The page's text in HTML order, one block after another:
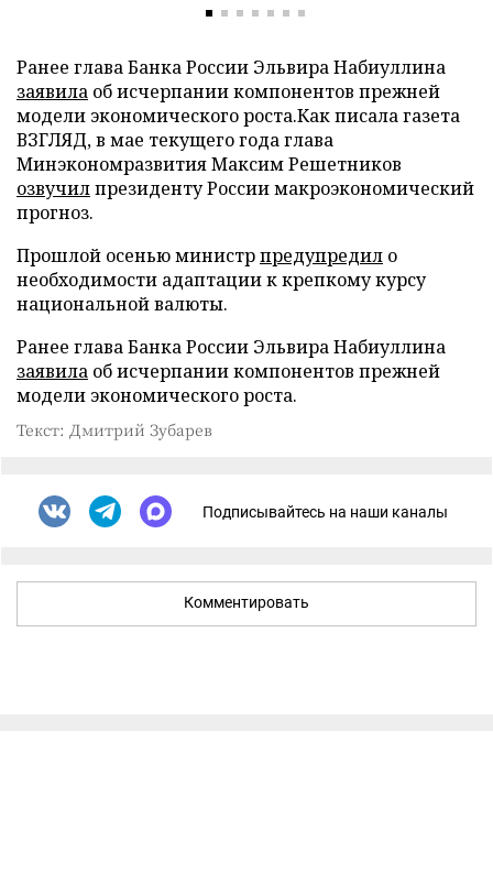
Ранее глава Банка России Эльвира Набиуллина
заявила об исчерпании компонентов прежней
модели экономического роста.Как писала газета
ВЗГЛЯД, в мае текущего года глава
Минэкономразвития Максим Решетников
озвучилпрезиденту России макроэкономический
прогноз.
Прошлой осенью министрпредупредил о
необходимости адаптации к крепкому курсу
национальной валюты.
Ранее глава Банка России Эльвира Набиуллина
заявила об исчерпании компонентов прежней
модели экономического роста.
Текст: Дмитрий Зубарев
Подписывайтесь на наши каналы
Комментировать